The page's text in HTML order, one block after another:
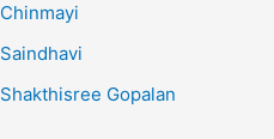
Chinmayi
Saindhavi
Shakthisree Gopalan